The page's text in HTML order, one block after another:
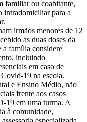
familiar ou coabitante,
intradomiciliar para a
irmãos menores de 12
as duas doses da
a família considere
incluindo
em caso de
19 na escola.
e Ensino Médio, não
frente aos casos
19 em uma turma. A
à comunidade,